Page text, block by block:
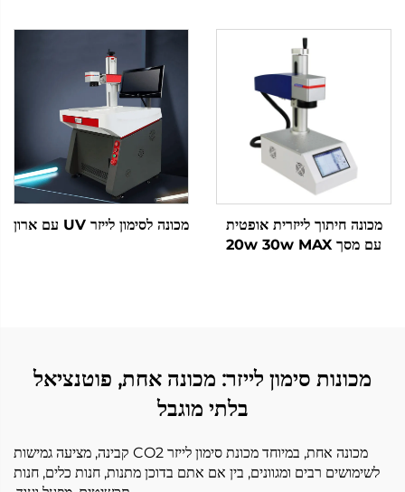
โลหะ สแตนเลส อะลูมิเนียม
เพื่อการพิมพ์สี การระบาย
ความร้อนด้วยอากาศ MAX
Laser Source
מכונה חיתוך לייזרית אופטית
עם מסך 20w 30w MAX
מכונה לסימון לייזר UV עם ארון
מכונות סימון לייזר: מכונה אחת, פוטנציאל
בלתי מוגבל
מכונה אחת, במיוחד מכונת סימון לייזר CO2 קבינה, מציעה גמישות
לשימושים רבים ומגוונים, בין אם אתם בדוכן מתנות, חנות כלים, חנות